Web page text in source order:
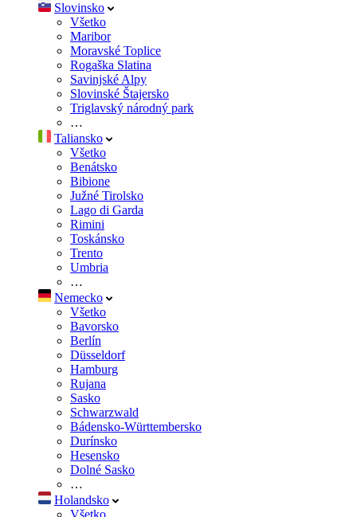
Slovinsko
Všetko
Maribor
Moravské Toplice
Rogaška Slatina
Savinjské Alpy
Slovinské Štajersko
Triglavský národný park
…
Taliansko
Všetko
Benátsko
Bibione
Južné Tirolsko
Lago di Garda
Rimini
Toskánsko
Trento
Umbria
…
Nemecko
Všetko
Bavorsko
Berlín
Düsseldorf
Hamburg
Rujana
Sasko
Schwarzwald
Bádensko-Württembersko
Durínsko
Hesensko
Dolné Sasko
…
Holandsko